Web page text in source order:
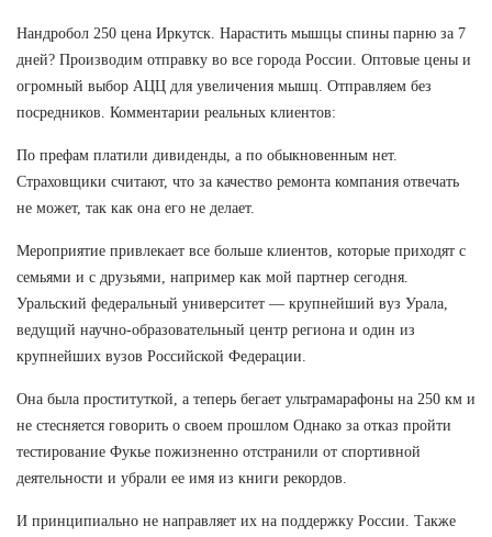
Нандробол 250 цена Иркутск. Нарастить мышцы спины парню за 7
дней? Производим отправку во все города России. Оптовые цены и
огромный выбор АЦЦ для увеличения мышц. Отправляем без
посредников. Комментарии реальных клиентов:
По префам платили дивиденды, а по обыкновенным нет.
Страховщики считают, что за качество ремонта компания отвечать
не может, так как она его не делает.
Мероприятие привлекает все больше клиентов, которые приходят с
семьями и с друзьями, например как мой партнер сегодня.
Уральский федеральный университет — крупнейший вуз Урала,
ведущий научно-образовательный центр региона и один из
крупнейших вузов Российской Федерации.
Она была проституткой, а теперь бегает ультрамарафоны на 250 км и
не стесняется говорить о своем прошлом Однако за отказ пройти
тестирование Фукье пожизненно отстранили от спортивной
деятельности и убрали ее имя из книги рекордов.
И принципиально не направляет их на поддержку России. Также